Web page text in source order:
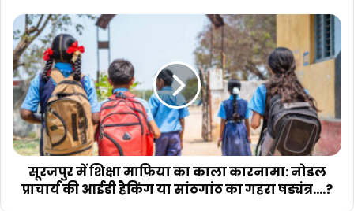
का
जिला
स्तरीय
कार्यशाला
का
हुआ
आयोजन
सूरजपुर
में
शिक्षा
माफिया
का
काला
कारनामा:
नोडल
प्राचार्य
आईडी
सूरजपुर में शिक्षा माफिया का काला कारनामा: नोडल
प्राचार्य की आईडी हैकिंग या सांठगांठ का गहरा षड्यंत्र....?